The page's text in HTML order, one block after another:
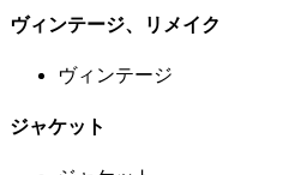
ヴィンテージ、リメイク
ヴィンテージ
ジャケット